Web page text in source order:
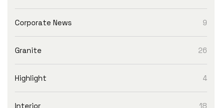
Corporate News 9
Granite 26
Highlight 4
Interior 18